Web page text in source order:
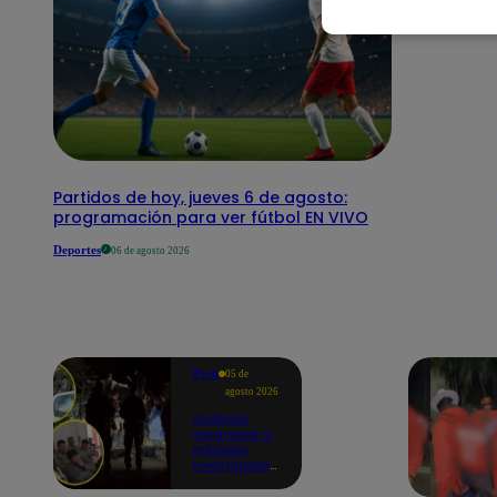
Partidos de hoy, jueves 6 de agosto:
programación para ver fútbol EN VIVO
Deportes 06 de agosto 2026
Perú
05 de
agosto 2026
Ordenan
excarcelar a
militares
investigados